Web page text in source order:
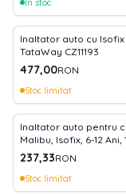
In stoc
Inaltator auto cu
TataWay CZ11193
477,00RON
Stoc limitat
Inaltator auto pentru
Malibu, Isofix, 6-12 Ani,
cm, cu conectori
Beige
237,33RON
Stoc limitat